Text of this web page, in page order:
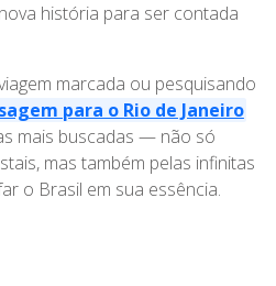
história para ser contada
marcada ou pesquisando
para o Rio de Janeiro
mais buscadas — não só
mas também pelas infinitas
o Brasil em sua essência.